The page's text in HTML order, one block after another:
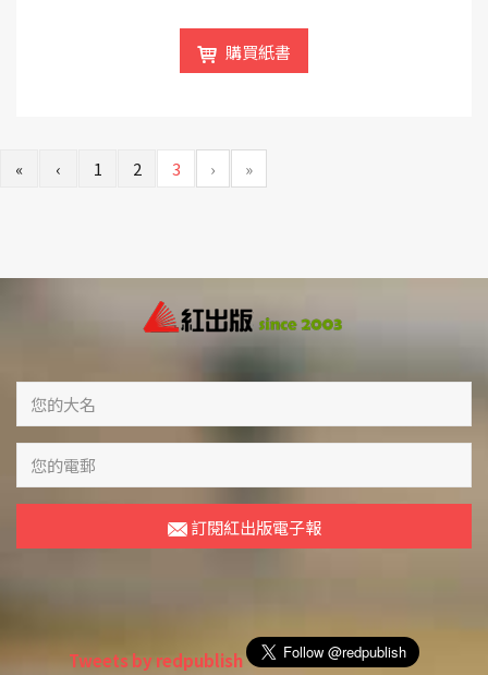
購買紙書
« ‹ 1 2 3 › »
訂閱紅出版電子報
Tweets by redpublish